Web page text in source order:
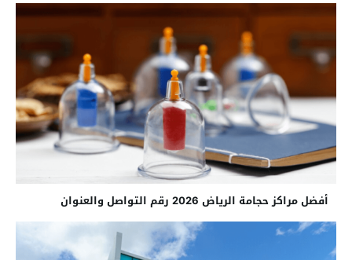
أفضل مراكز حجامة الرياض 2026 رقم التواصل والعنوان